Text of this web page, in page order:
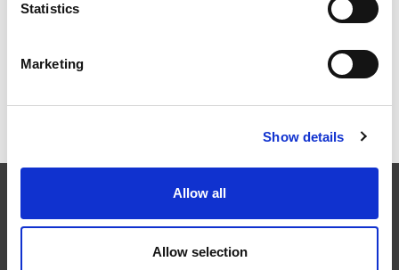
Statistics
Marketing
Show details
Allow all
Allow selection
在航空航天、汽车、能源和医疗等领域，部件的高精度加工对最终